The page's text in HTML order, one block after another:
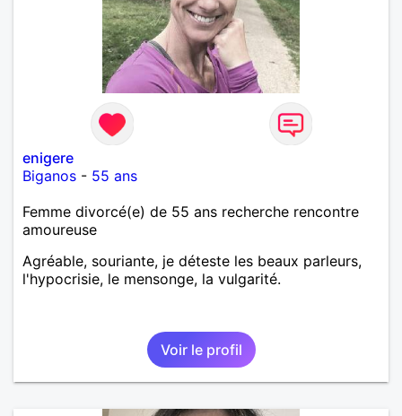
enigere
Biganos - 55 ans
Femme divorcé(e) de 55 ans recherche rencontre
amoureuse
Agréable, souriante, je déteste les beaux parleurs,
l'hypocrisie, le mensonge, la vulgarité.
Voir le profil